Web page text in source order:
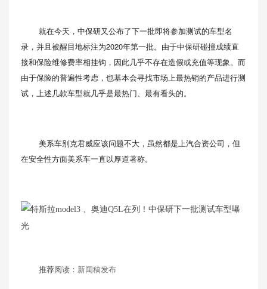
就在今天，中保研又公布了下一批即将参加测试的车型名
录，并且被醒目地标注为2020年第一批。由于中保研碰撞成绩直
接和保险维修费率相挂钩，因此几乎不存在造假或充值等现象。而
由于保险的普遍性考虑，也基本会寻找市场上最热销的产品进行测
试，上述几款车型就几乎是最热门、最有看头的。
美系车别克君威应该问题不大，虽然都是上汽合资公司，但
在安全性方面美系车一直以厚道著称。
推荐阅读： 新闻稿发布